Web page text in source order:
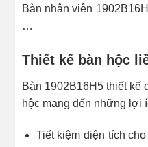
Bàn nhân viên
…
Thiết kế bàn hộc
Bàn 1902B16H5 thiết kế
hộc mang đến những lợi
Tiết kiệm diện tích